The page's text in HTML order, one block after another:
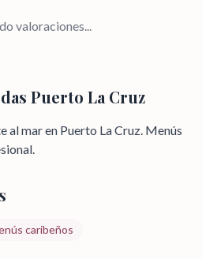
valoraciones...
Puerto La Cruz
al mar en Puerto La Cruz. Menús
caribeños